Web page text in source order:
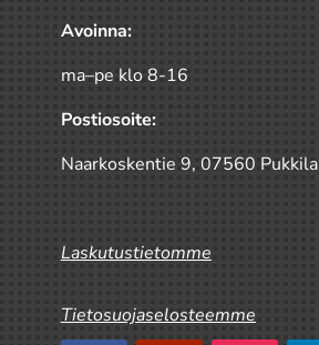
Avoinna:
ma–pe klo 8-16
Postiosoite:
Naarkoskentie 9, 07560 Pukkila
Laskutustietomme
Tietosuojaselosteemme